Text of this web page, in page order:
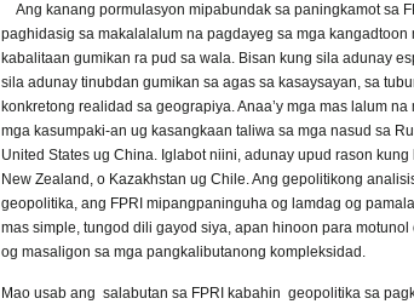
Ang kanang pormulasyon mipabundak sa paningkamot sa
paghidasig sa makalalalum na pagdayeg sa mga
kabalitaan gumikan ra pud sa wala. Bisan kung sila adunay
sila adunay tinubdan gumikan sa agas sa kasaysayan, sa
konkretong realidad sa geograpiya. Anaa’y mga mas lalum
mga kasumpaki-an ug kasangkaan taliwa sa mga nasud sa
United States ug China. Iglabot niini, adunay upud rason
New Zealand, o Kazakhstan ug Chile. Ang gepolitikong
geopolitika, ang FPRI mipangpaninguha og lamdag og
mas simple, tungod dili gayod siya, apan hinoon para
og masaligon sa mga pangkalibutanong kompleksidad.
Mao usab ang salabutan sa FPRI kabahin geopolitika sa